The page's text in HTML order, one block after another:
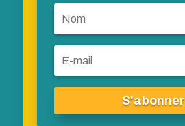
S'abonner